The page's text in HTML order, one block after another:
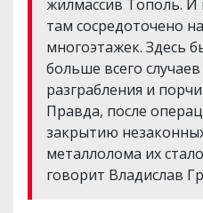
жилмассив Тополь. И
там сосредоточено
многоэтажек. Здесь
больше всего
разграбления и
Правда, после
закрытию
металлолома их
говорит Владислав